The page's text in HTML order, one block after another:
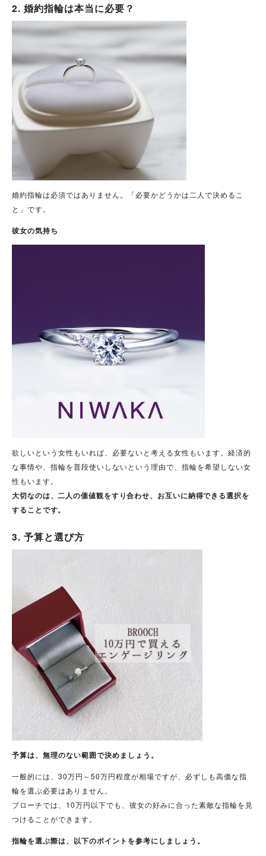
2. 婚約指輪は本当に必要？
婚約指輪は必須ではありません。「必要かどうかは二人で決めるこ
と」です。
彼女の気持ち
欲しいという女性もいれば、必要ないと考える女性もいます。経済的
な事情や、指輪を普段使いしないという理由で、指輪を希望しない女
性もいます。
大切なのは、二人の価値観をすり合わせ、お互いに納得できる選択を
することです。
3. 予算と選び方
予算は、無理のない範囲で決めましょう。
一般的には、30万円～50万円程度が相場ですが、必ずしも高価な指
輪を選ぶ必要はありません。
ブローチでは、10万円以下でも、彼女の好みに合った素敵な指輪を見
つけることができます。
指輪を選ぶ際は、以下のポイントを参考にしましょう。